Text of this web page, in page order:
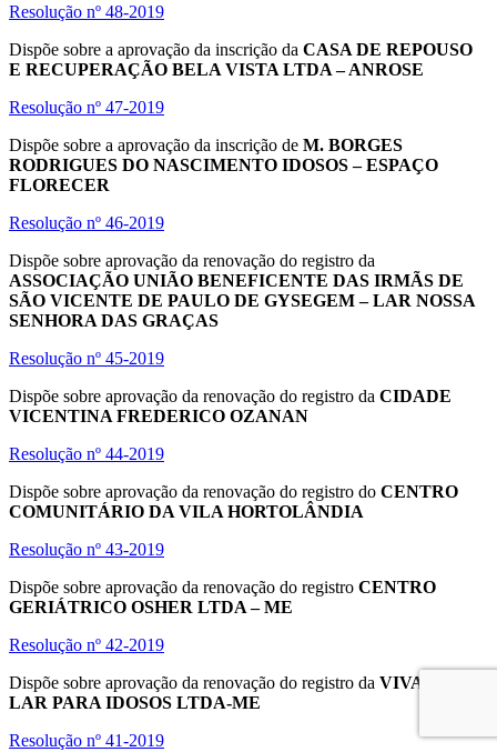
Resolução nº 48-2019
Dispõe sobre a aprovação da inscrição da CASA DE REPOUSO
E RECUPERAÇÃO BELA VISTA LTDA – ANROSE
Resolução nº 47-2019
Dispõe sobre a aprovação da inscrição de M. BORGES
RODRIGUES DO NASCIMENTO IDOSOS – ESPAÇO
FLORECER
Resolução nº 46-2019
Dispõe sobre aprovação da renovação do registro da
ASSOCIAÇÃO UNIÃO BENEFICENTE DAS IRMÃS DE
SÃO VICENTE DE PAULO DE GYSEGEM – LAR NOSSA
SENHORA DAS GRAÇAS
Resolução nº 45-2019
Dispõe sobre aprovação da renovação do registro da CIDADE
VICENTINA FREDERICO OZANAN
Resolução nº 44-2019
Dispõe sobre aprovação da renovação do registro do CENTRO
COMUNITÁRIO DA VILA HORTOLÂNDIA
Resolução nº 43-2019
Dispõe sobre aprovação da renovação do registro CENTRO
GERIÁTRICO OSHER LTDA – ME
Resolução nº 42-2019
Dispõe sobre aprovação da renovação do registro da VIVA BEM
LAR PARA IDOSOS LTDA-ME
Resolução nº 41-2019